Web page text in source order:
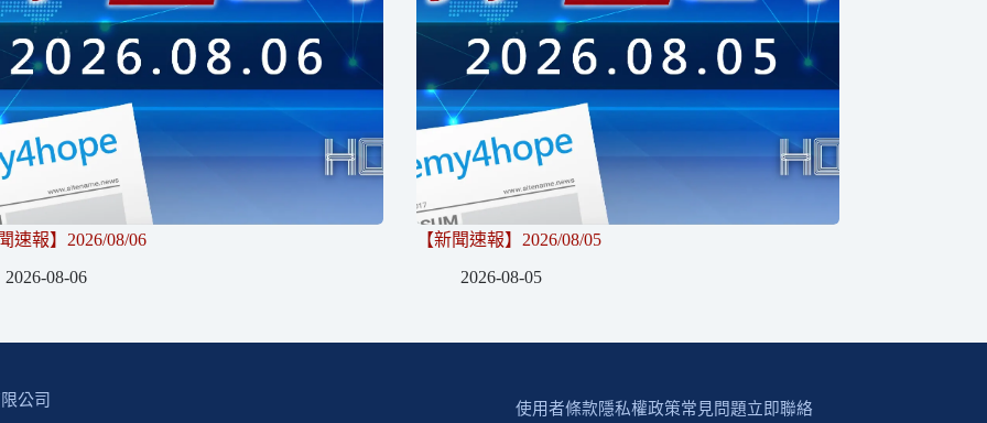
速報】2026/08/06
2026-08-06
【新聞速報】2026/08/05
2026-08-05
公司 使用者條款隱私權政策常見問題立即聯絡